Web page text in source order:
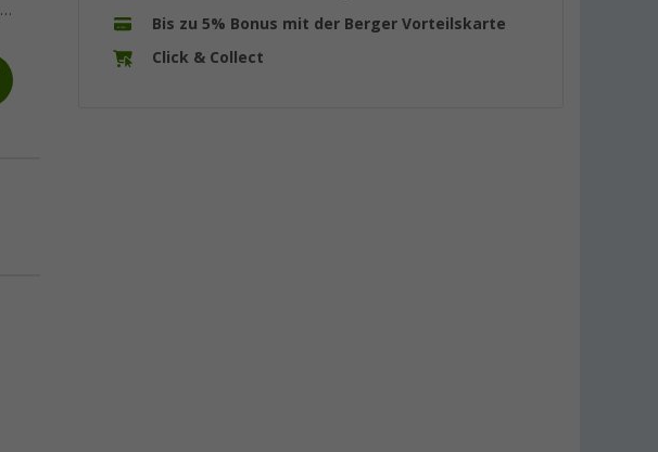
Bis zu 5% Bonus mit der Berger Vorteilskarte
Click & Collect
(Über 100) (44)